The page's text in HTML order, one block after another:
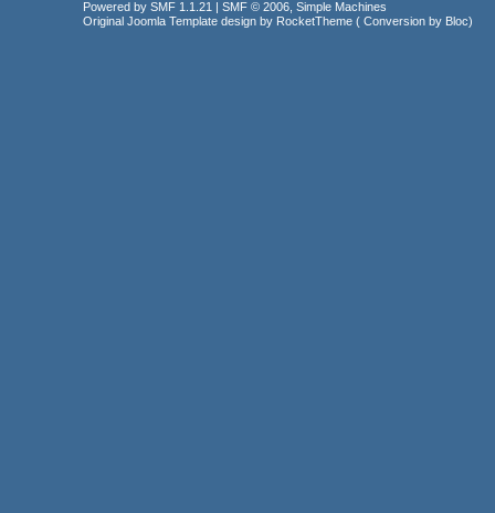
Powered by SMF 1.1.21 | SMF © 2006, Simple Machines
Original Joomla Template design by RocketTheme ( Conversion by Bloc)